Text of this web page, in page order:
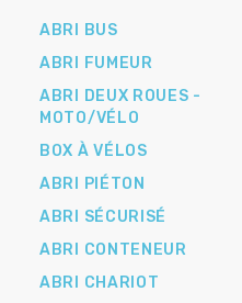
ABRI BUS
ABRI FUMEUR
ABRI DEUX ROUES -
MOTO/VÉLO
BOX À VÉLOS
ABRI PIÉTON
ABRI SÉCURISÉ
ABRI CONTENEUR
ABRI CHARIOT